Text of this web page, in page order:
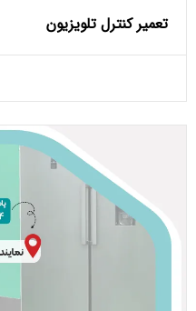
تعمیر کنترل تلویزیون